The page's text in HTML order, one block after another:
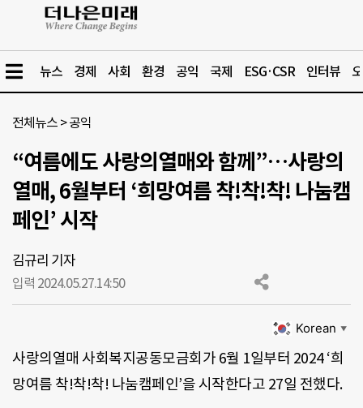
뉴스 경제 사회 환경 공익 국제 ESG·CSR 인터뷰
전체뉴스 >공익
“여름에도 사랑의열매와 함께”…사랑의
열매, 6월부터 ‘희망여름 착!착!착! 나눔캠
페인’ 시작
김규리 기자
입력 2024.05.27.14:50
Korean ▼
사랑의열매 사회복지공동모금회가 6월 1일부터 2024 ‘희
망여름 착!착!착! 나눔캠페인’을 시작한다고 27일 전했다.